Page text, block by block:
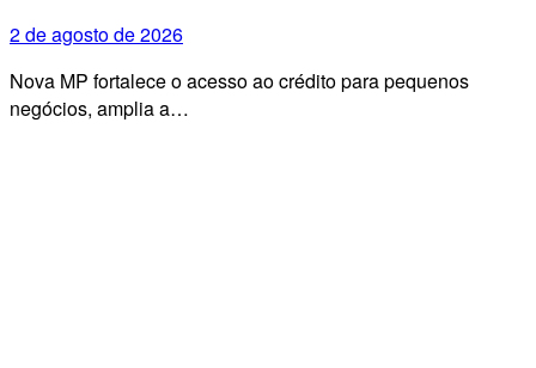
2 de agosto de 2026
Nova MP fortalece o acesso ao crédito para pequenos
negócios, amplia a…